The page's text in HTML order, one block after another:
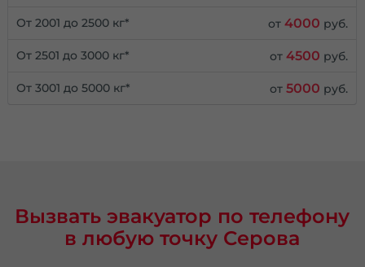
От 2001 до 2500 кг* от4000 руб.
От 2501 до 3000 кг* от4500 руб.
От 3001 до 5000 кг* от5000 руб.
Вызвать эвакуатор по телефону
в любую точку Серова